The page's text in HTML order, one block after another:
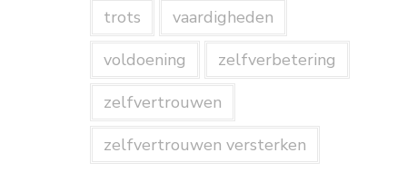
trots
vaardigheden
voldoening
zelfverbetering
zelfvertrouwen
zelfvertrouwen versterken